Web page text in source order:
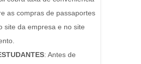
as compras de passaportes
site da empresa e no site
: Antes de